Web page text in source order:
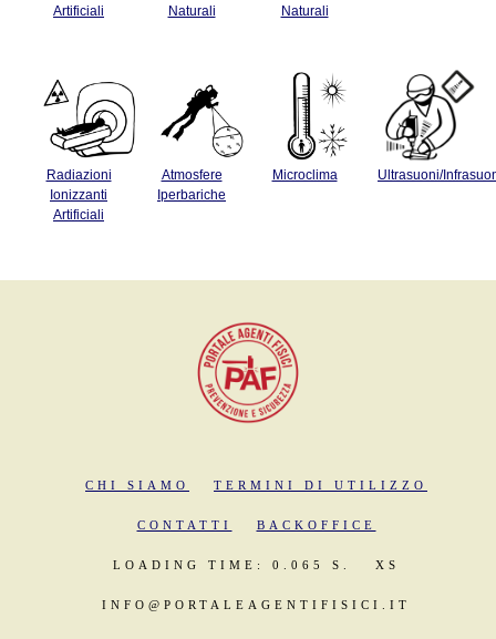
Artificiali
Naturali
Naturali
Radiazioni
Ionizzanti
Artificiali
Atmosfere
Iperbariche
Microclima Ultrasuoni/
CHI SIAMO TERMINI DI UTILIZZO
CONTATTI BACKOFFICE
LOADING TIME: 0.065 S. XS
INFO@PORTALEAGENTIFISICI.IT